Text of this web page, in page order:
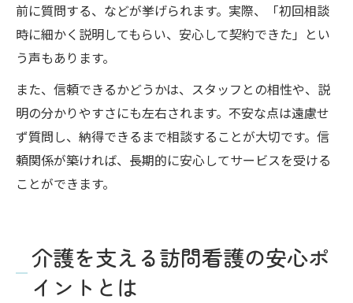
前に質問する、などが挙げられます。実際、「初回相談
時に細かく説明してもらい、安心して契約できた」とい
う声もあります。
また、信頼できるかどうかは、スタッフとの相性や、説
明の分かりやすさにも左右されます。不安な点は遠慮せ
ず質問し、納得できるまで相談することが大切です。信
頼関係が築ければ、長期的に安心してサービスを受ける
ことができます。
介護を支える訪問看護の安心ポ
イントとは